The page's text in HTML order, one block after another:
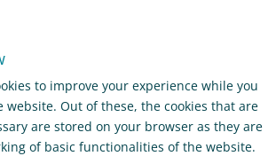
to improve your experience while you
website. Out of these, the cookies that are
are stored on your browser as they are
of basic functionalities of the website.